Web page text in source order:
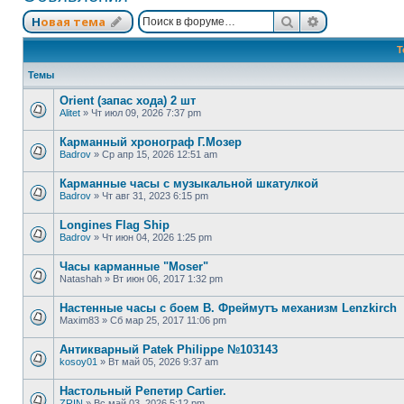
Новая тема Поиск
Темы
Orient (запас хода) 2 шт
Alitet » Чт июл 09, 2026 7:37 pm
Карманный хронограф Г.Мозер
Badrov » Ср апр 15, 2026 12:51 am
Карманные часы с музыкальной шкатулкой
Badrov » Чт авг 31, 2023 6:15 pm
Longines Flag Ship
Badrov » Чт июн 04, 2026 1:25 pm
Часы карманные "Moser"
Natashah » Вт июн 06, 2017 1:32 pm
Настенные часы с боем В. Фреймутъ механизм Lenzkirch
Maxim83 » Сб мар 25, 2017 11:06 pm
Антикварный Patek Philippe №103143
kosoy01 » Вт май 05, 2026 9:37 am
Настольный Репетир Cartier.